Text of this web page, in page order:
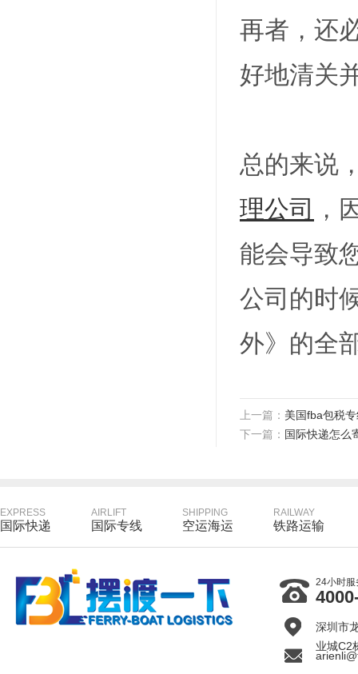
再者，还
好地清关
总的来说
理公司 ，
能会导致
公司的时
外》的全
上一篇： 美国fba包税
下一篇： 国际快递怎么
EXPRESS
国际快递
AIRLIFT
国际专线
SHIPPING
空运海运
RAILWAY
铁路运输
24小时服
深圳市
业城C2